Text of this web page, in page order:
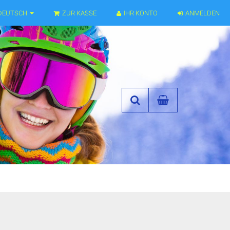
ZUR KASSE IHR KONTO ANMELDEN